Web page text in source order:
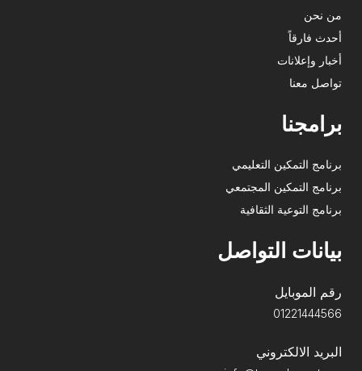
من نحن
أحدث فارقاً
أخبار وإعلانات
تواصل معنا
برامجنا
برنامج التمكين التعليمي
برنامج التمكين المجتمعي
برنامج التوعية الثقافية
بيانات التواصل
رقم الموبايل
01221444566
البريد الالكتروني